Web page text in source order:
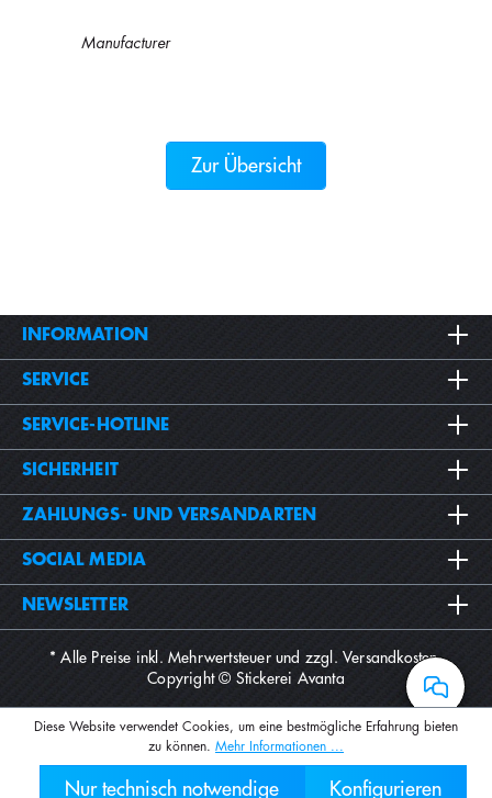
030 2000
Manufacturer
Zur Übersicht
INFORMATION
SERVICE
SERVICE-HOTLINE
SICHERHEIT
ZAHLUNGS- UND VERSANDARTEN
SOCIAL MEDIA
NEWSLETTER
* Alle Preise inkl. Mehrwertsteuer und zzgl.Versandkosten.
Copyright © Stickerei Avanta
Diese Website verwendet Cookies, um eine bestmögliche Erfahrung bieten
zu können. Mehr Informationen ...
Nur technisch notwendige Konfigurieren